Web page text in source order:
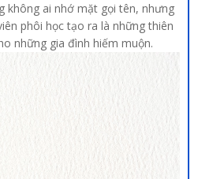
không ai nhớ mặt gọi tên, nhưng
phôi học tạo ra là những thiên
những gia đình hiếm muộn.